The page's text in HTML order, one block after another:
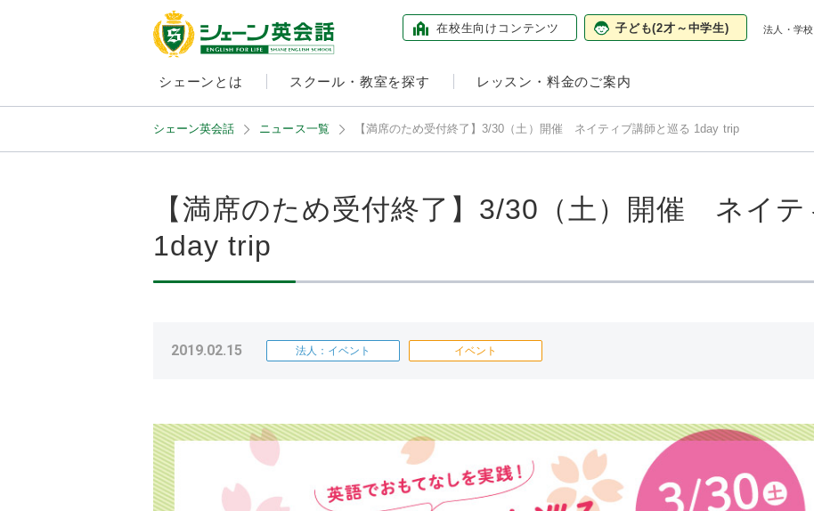
在校生向け コンテンツ 子ども(2才～中学生) 法人・学
シェーンとは スクール・教室を探す レッスン・料金のご案内
シェーン英会話 ニュース一覧 【満席のため受付終了】3/30（土）開催 ネイティブ講師と巡る 1day trip
【満席のため受付終了】3/30（土）開催 ネイテ
1day trip
2019.02.15 法人：イベント イベント